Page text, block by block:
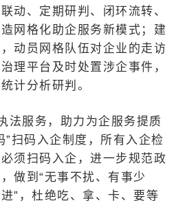
动、定期研判、闭环流转、
网格化助企服务新模式；建
动员网格队伍对企业的走访
理平台及时处置涉企事件，
计分析研判。
法服务，助力为企服务提质
”扫码入企制度，所有入企检
须扫码入企，进一步规范政
做到“无事不扰、有事少
”，杜绝吃、拿、卡、要等